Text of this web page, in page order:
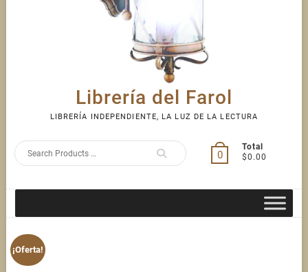
Librería del Farol
LIBRERÍA INDEPENDIENTE, LA LUZ DE LA LECTURA
Search
0
Total
$0.00
¡Oferta!